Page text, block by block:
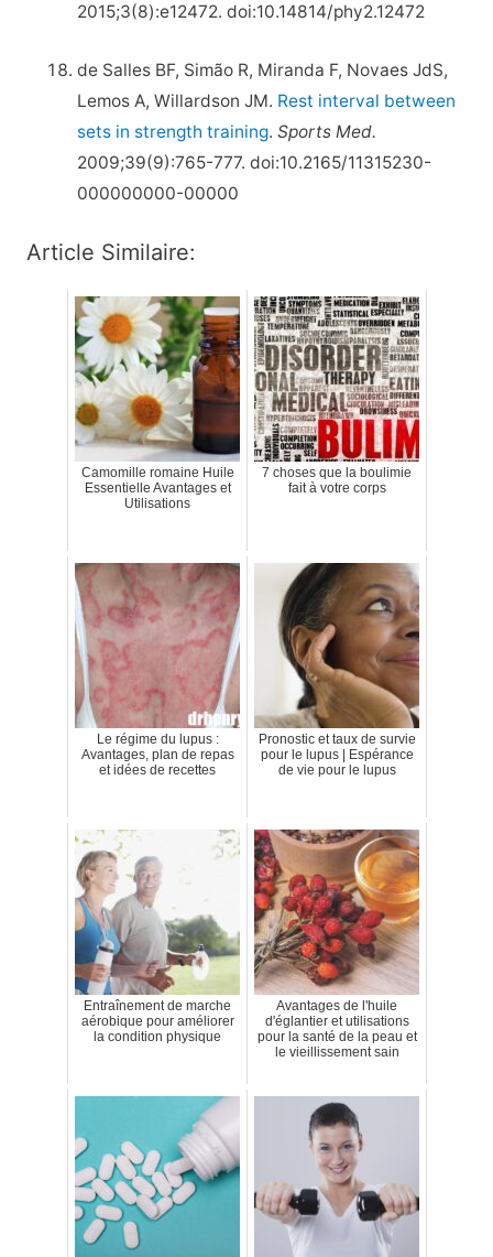
2015;3(8):e12472. doi:10.14814/phy2.12472
de Salles BF, Simão R, Miranda F, Novaes JdS,
Lemos A, Willardson JM. Rest interval between
sets in strength training.Sports Med.
2009;39(9):765-777. doi:10.2165/11315230-
000000000-00000
Article Similaire:
Camomille romaine Huile
Essentielle Avantages et
Utilisations
7 choses que la boulimie
fait à votre corps
Le régime du lupus :
Avantages, plan de repas
et idées de recettes
Pronostic et taux de survie
pour le lupus | Espérance
de vie pour le lupus
Entraînement de marche
aérobique pour améliorer
la condition physique
Avantages de l'huile
d'églantier et utilisations
pour la santé de la peau et
le vieillissement sain